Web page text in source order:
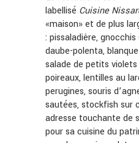
labellisé Cuisine
«maison» et de plus
: pissaladière,
daube-polenta,
salade de petits
poireaux, lentilles au
perugines, souris
sautées, stockfish sur
adresse touchante de
pour sa cuisine du